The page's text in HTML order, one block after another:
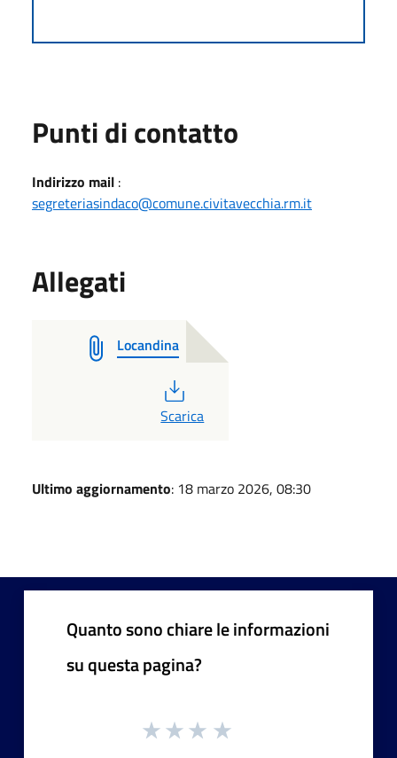
Punti di contatto
Indirizzo mail :
segreteriasindaco@comune.civitavecchia.rm.it
Allegati
Locandina
PDF
Scarica
Ultimo aggiornamento: 18 marzo 2026, 08:30
Quanto sono chiare le informazioni
su questa pagina?